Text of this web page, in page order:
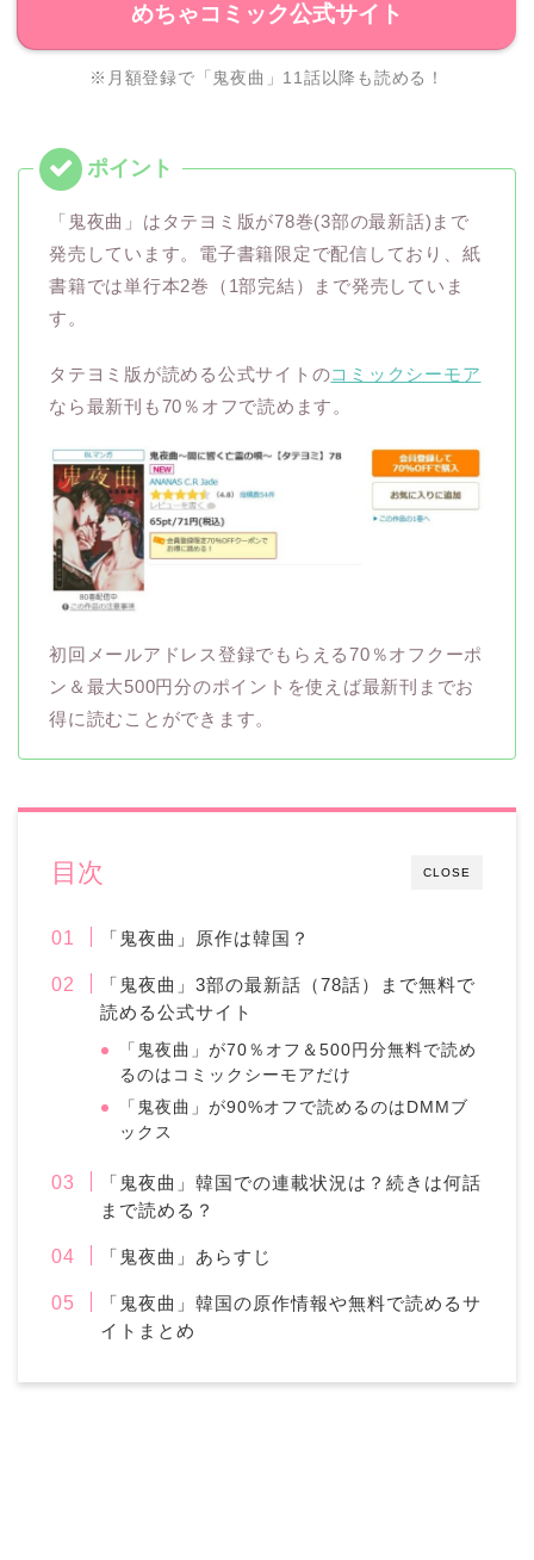
めちゃコミック公式サイト
※月額登録で「鬼夜曲」11話以降も読める！
「鬼夜曲」はタテヨミ版が78巻(3部の最新話)まで
発売しています。電子書籍限定で配信しており、紙
書籍では単行本2巻（1部完結）まで発売していま
す。
タテヨミ版が読める公式サイトのコミックシーモア
なら最新刊も70％オフで読めます。
初回メールアドレス登録でもらえる70％オフクーポ
ン＆最大500円分のポイントを使えば最新刊までお
得に読むことができます。
CLOSE
目次
「鬼夜曲」原作は韓国？
「鬼夜曲」3部の最新話（78話）まで無料で
読める公式サイト
「鬼夜曲」が70％オフ＆500円分無料で読め
るのはコミックシーモアだけ
「鬼夜曲」が90%オフで読めるのはDMMブ
ックス
「鬼夜曲」韓国での連載状況は？続きは何話
まで読める？
「鬼夜曲」あらすじ
「鬼夜曲」韓国の原作情報や無料で読めるサ
イトまとめ